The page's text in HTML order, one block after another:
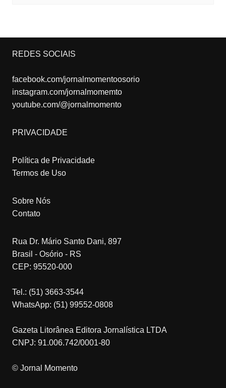
REDES SOCIAIS
facebook.com/jornalmomentoosorio
instagram.com/jornalmomemto
youtube.com/@jornalmomento
PRIVACIDADE
Política de Privacidade
Termos de Uso
Sobre Nós
Contato
Rua Dr. Mário Santo Dani, 897
Brasil - Osório - RS
CEP: 95520-000
Tel.: (51) 3663-3544
WhatsApp: (51) 99552-0808
Gazeta Litorânea Editora Jornalística LTDA
CNPJ: 91.006.742/0001-80
© Jornal Momento